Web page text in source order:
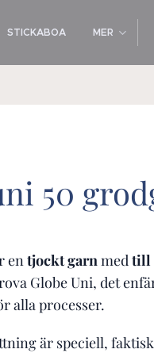
STICKABOA MER
50
entjockt garnmedtill
Globe Uni, det
alla processer.
är speciell,